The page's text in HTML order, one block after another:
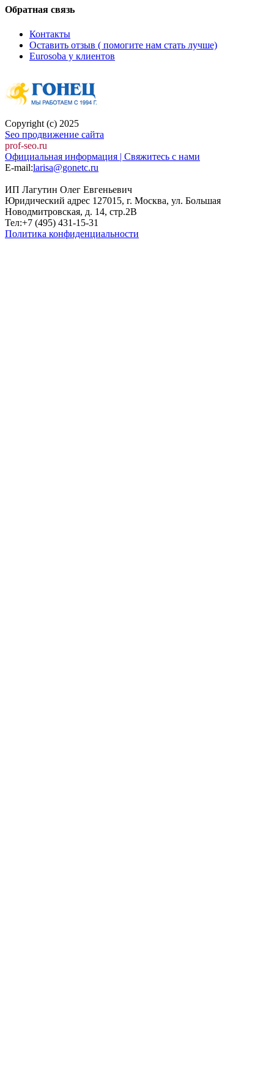
Обратная связь
Контакты
Оставить отзыв ( помогите нам стать лучше)
Eurosoba у клиентов
Copyright (c) 2025
Seo продвижение сайта
prof-seo.ru
Официальная информация | Свяжитесь с нами
E-mail:larisa@gonetc.ru
ИП Лагутин Олег Евгеньевич
Юридический адрес 127015, г. Москва, ул. Большая
Новодмитровская, д. 14, стр.2B
Тел:+7 (495) 431-15-31
Политика конфиденциальности